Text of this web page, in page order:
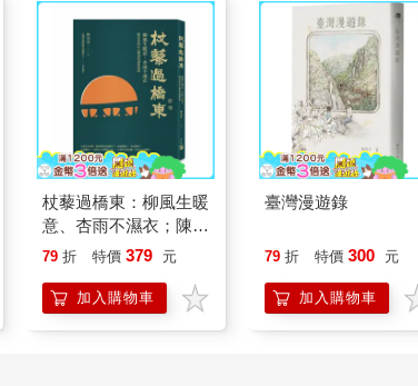
杖藜過橋東：柳風生暖
意、杏雨不濕衣；陳亮
恭談以心轉境的適齡漫
79 折 特價 379 元
加入購物車
臺灣漫遊錄
79 折 特價 300 元
加入購物車